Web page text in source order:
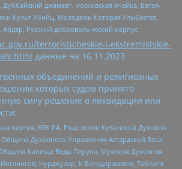
джамаат, московская ячейка, Батал-
Культ Убийц, Молодёжь Которая Улыбается,
Русский добровольческий корпус
terroristicheskie-i-ekstremistskie-
данные на 16.11.2023
объединений и религиозных
которых судом принято
силу решение о ликвидации или
партия, ВЕК РА, Рада земли Кубанской Духовно
Духовного Управления Асгардской Веси
Капища Веды Перуна, Мужская Духовная
Нурджулар, К Богодержавию, Таблиги